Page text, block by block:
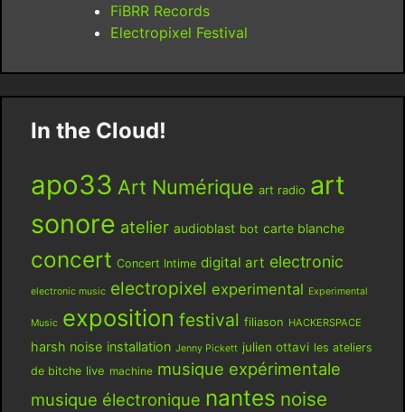
FiBRR Records
Electropixel Festival
In the Cloud!
apo33 Art Numérique art radio art
sonore atelier audioblast bot carte blanche
concert Concert Intime digital art electronic
electronic music electropixel experimental Experimental
Music exposition festival filiason HACKERSPACE
harsh noise installation Jenny Pickett julien ottavi les ateliers
de bitche live machine musique expérimentale
musique électronique nantes noise